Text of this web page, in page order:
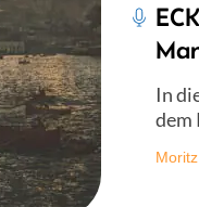
In
dem